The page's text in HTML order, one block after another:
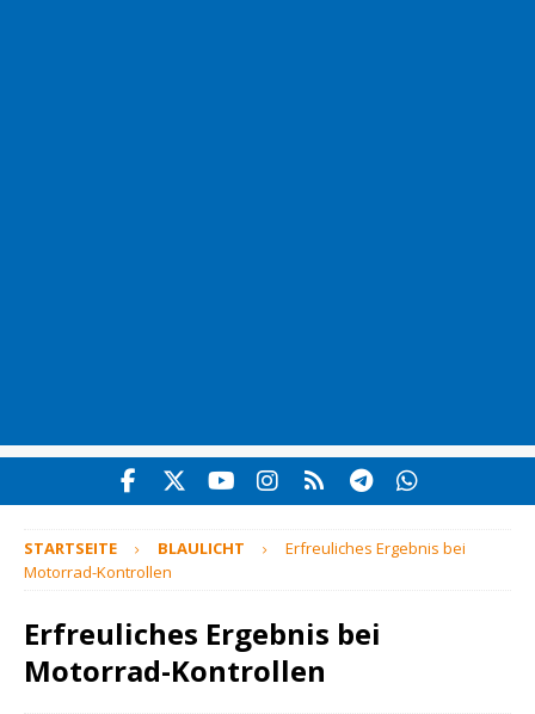
STARTSEITE BLAULICHT
Erfreuliches Ergebnis bei
Motorrad-Kontrollen
Erfreuliches Ergebnis bei
Motorrad-Kontrollen